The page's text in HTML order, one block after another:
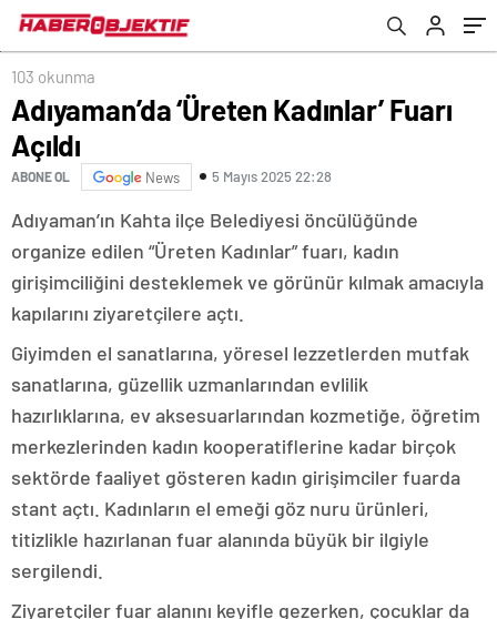
103 okunma
Adıyaman’da ‘Üreten Kadınlar’ Fuarı
Açıldı
ABONE OL News 5 Mayıs 2025 22:28
Adıyaman’ın Kahta ilçe Belediyesi öncülüğünde
organize edilen “Üreten Kadınlar” fuarı, kadın
girişimciliğini desteklemek ve görünür kılmak amacıyla
kapılarını ziyaretçilere açtı.
Giyimden el sanatlarına, yöresel lezzetlerden mutfak
sanatlarına, güzellik uzmanlarından evlilik
hazırlıklarına, ev aksesuarlarından kozmetiğe, öğretim
merkezlerinden kadın kooperatiflerine kadar birçok
sektörde faaliyet gösteren kadın girişimciler fuarda
stant açtı. Kadınların el emeği göz nuru ürünleri,
titizlikle hazırlanan fuar alanında büyük bir ilgiyle
sergilendi.
Ziyaretçiler fuar alanını keyifle gezerken, çocuklar da